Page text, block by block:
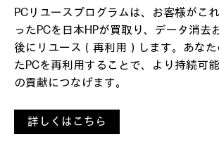
PCリユースプログラムは、お客様がこ
ったPCを日本HPが買取り、データ消去
後にリユース（再利用）します。あな
たPCを再利用することで、より持続可
の貢献につなげます。
詳しくはこちら